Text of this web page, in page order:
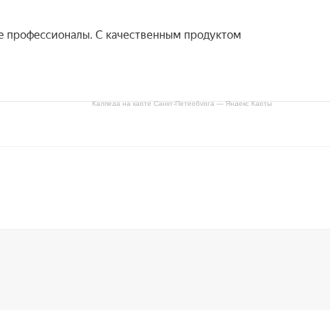
Калпеда на карте Санкт‑Петербурга — Яндекс Карты